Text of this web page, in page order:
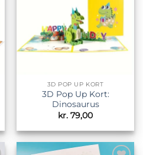
3D POP UP KORT
3D Pop Up Kort:
Dinosaurus
kr. 79,00